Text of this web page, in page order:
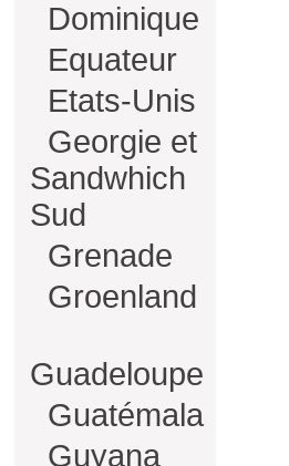
Dominique
Equateur
Etats-Unis
Georgie et
Sandwhich
Sud
Grenade
Groenland
Guadeloupe
Guatémala
Guyana